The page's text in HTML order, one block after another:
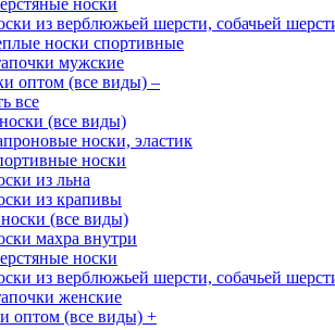
носки
из верблюжьей шерсти, собачьей
носки спортивные
мужские
оптом (все виды) –
все
(все виды)
носки, эластик
носки
из льна
из крапивы
(все виды)
махра внутри
носки
из верблюжьей шерсти, собачьей
женские
оптом (все виды) +